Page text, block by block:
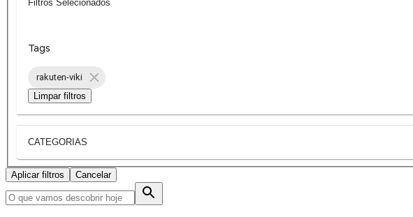
Filtros Selecionados
Tags
rakuten-viki
Limpar filtros
CATEGORIAS
Aplicar filtros Cancelar